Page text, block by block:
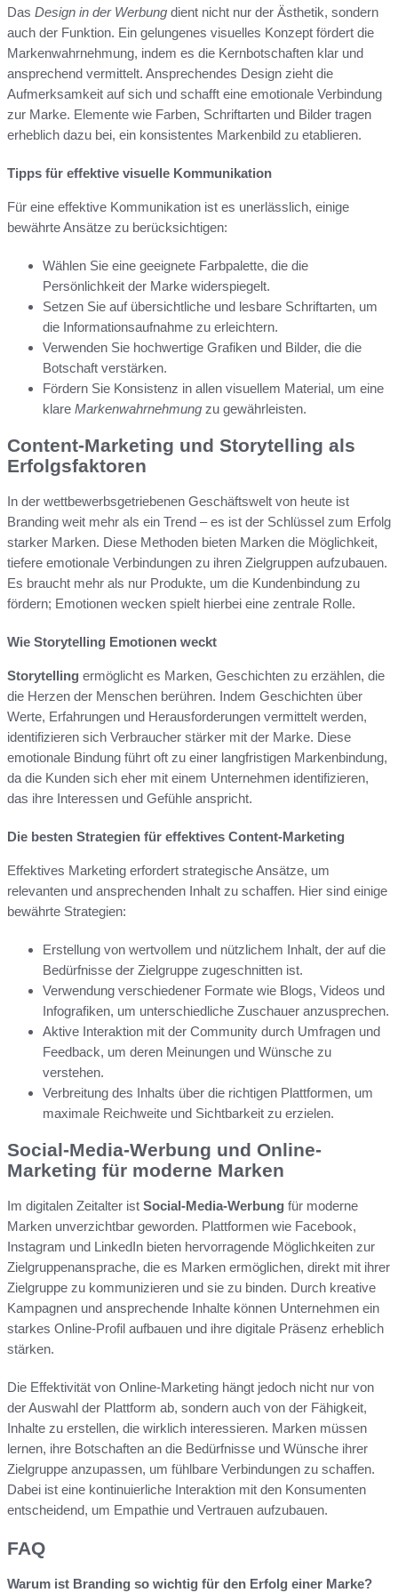
Das Design in der Werbung dient nicht nur der Ästhetik, sondern
auch der Funktion. Ein gelungenes visuelles Konzept fördert die
Markenwahrnehmung, indem es die Kernbotschaften klar und
ansprechend vermittelt. Ansprechendes Design zieht die
Aufmerksamkeit auf sich und schafft eine emotionale Verbindung
zur Marke. Elemente wie Farben, Schriftarten und Bilder tragen
erheblich dazu bei, ein konsistentes Markenbild zu etablieren.
Tipps für effektive visuelle Kommunikation
Für eine effektive Kommunikation ist es unerlässlich, einige
bewährte Ansätze zu berücksichtigen:
Wählen Sie eine geeignete Farbpalette, die die
Persönlichkeit der Marke widerspiegelt.
Setzen Sie auf übersichtliche und lesbare Schriftarten, um
die Informationsaufnahme zu erleichtern.
Verwenden Sie hochwertige Grafiken und Bilder, die die
Botschaft verstärken.
Fördern Sie Konsistenz in allen visuellem Material, um eine
klare Markenwahrnehmung zu gewährleisten.
Content-Marketing und Storytelling als
Erfolgsfaktoren
In der wettbewerbsgetriebenen Geschäftswelt von heute ist
Branding weit mehr als ein Trend – es ist der Schlüssel zum Erfolg
starker Marken. Diese Methoden bieten Marken die Möglichkeit,
tiefere emotionale Verbindungen zu ihren Zielgruppen aufzubauen.
Es braucht mehr als nur Produkte, um die Kundenbindung zu
fördern; Emotionen wecken spielt hierbei eine zentrale Rolle.
Wie Storytelling Emotionen weckt
Storytelling ermöglicht es Marken, Geschichten zu erzählen, die
die Herzen der Menschen berühren. Indem Geschichten über
Werte, Erfahrungen und Herausforderungen vermittelt werden,
identifizieren sich Verbraucher stärker mit der Marke. Diese
emotionale Bindung führt oft zu einer langfristigen Markenbindung,
da die Kunden sich eher mit einem Unternehmen identifizieren,
das ihre Interessen und Gefühle anspricht.
Die besten Strategien für effektives Content-Marketing
Effektives Marketing erfordert strategische Ansätze, um
relevanten und ansprechenden Inhalt zu schaffen. Hier sind einige
bewährte Strategien:
Erstellung von wertvollem und nützlichem Inhalt, der auf die
Bedürfnisse der Zielgruppe zugeschnitten ist.
Verwendung verschiedener Formate wie Blogs, Videos und
Infografiken, um unterschiedliche Zuschauer anzusprechen.
Aktive Interaktion mit der Community durch Umfragen und
Feedback, um deren Meinungen und Wünsche zu
verstehen.
Verbreitung des Inhalts über die richtigen Plattformen, um
maximale Reichweite und Sichtbarkeit zu erzielen.
Social-Media-Werbung und Online-
Marketing für moderne Marken
Im digitalen Zeitalter ist Social-Media-Werbung für moderne
Marken unverzichtbar geworden. Plattformen wie Facebook,
Instagram und LinkedIn bieten hervorragende Möglichkeiten zur
Zielgruppenansprache, die es Marken ermöglichen, direkt mit ihrer
Zielgruppe zu kommunizieren und sie zu binden. Durch kreative
Kampagnen und ansprechende Inhalte können Unternehmen ein
starkes Online-Profil aufbauen und ihre digitale Präsenz erheblich
stärken.
Die Effektivität von Online-Marketing hängt jedoch nicht nur von
der Auswahl der Plattform ab, sondern auch von der Fähigkeit,
Inhalte zu erstellen, die wirklich interessieren. Marken müssen
lernen, ihre Botschaften an die Bedürfnisse und Wünsche ihrer
Zielgruppe anzupassen, um fühlbare Verbindungen zu schaffen.
Dabei ist eine kontinuierliche Interaktion mit den Konsumenten
entscheidend, um Empathie und Vertrauen aufzubauen.
FAQ
Warum ist Branding so wichtig für den Erfolg einer Marke?